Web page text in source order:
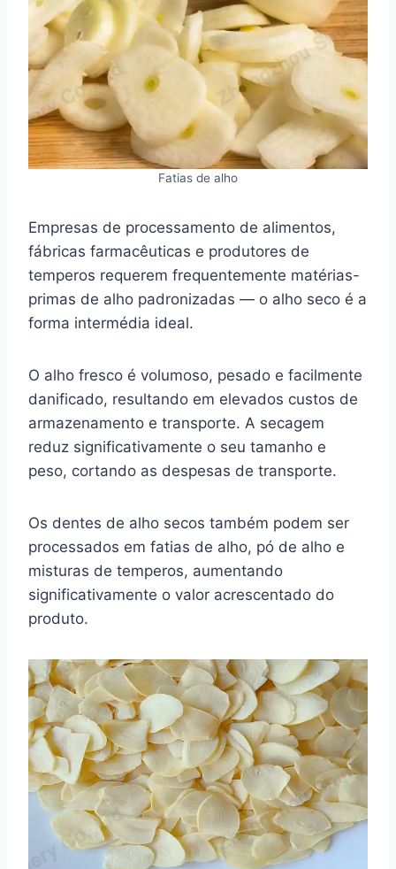
Fatias de alho
Empresas de processamento de alimentos,
fábricas farmacêuticas e produtores de
temperos requerem frequentemente matérias-
primas de alho padronizadas — o alho seco é a
forma intermédia ideal.
O alho fresco é volumoso, pesado e facilmente
danificado, resultando em elevados custos de
armazenamento e transporte. A secagem
reduz significativamente o seu tamanho e
peso, cortando as despesas de transporte.
Os dentes de alho secos também podem ser
processados em fatias de alho, pó de alho e
misturas de temperos, aumentando
significativamente o valor acrescentado do
produto.